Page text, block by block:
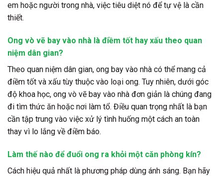
em hoặc người trong nhà, việc tiêu diệt nó để tự vệ là cần
thiết.
Ong vò vẽ bay vào nhà là điềm tốt hay xấu theo quan
niệm dân gian?
Theo quan niệm dân gian, ong bay vào nhà có thể mang cả
điềm tốt và xấu tùy thuộc vào loại ong. Tuy nhiên, dưới góc
độ khoa học, ong vò vẽ bay vào nhà đơn giản là chúng đang
đi tìm thức ăn hoặc nơi làm tổ. Điều quan trọng nhất là bạn
cần tập trung vào việc xử lý tình huống một cách an toàn
thay vì lo lắng về điềm báo.
Làm thế nào để đuổi ong ra khỏi một căn phòng kín?
Cách hiệu quả nhất là phương pháp dùng ánh sáng. Bạn hãy